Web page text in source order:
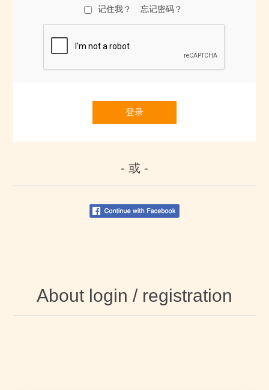
记住我？ 忘记密码？
登录
- 或 -
About login / registration